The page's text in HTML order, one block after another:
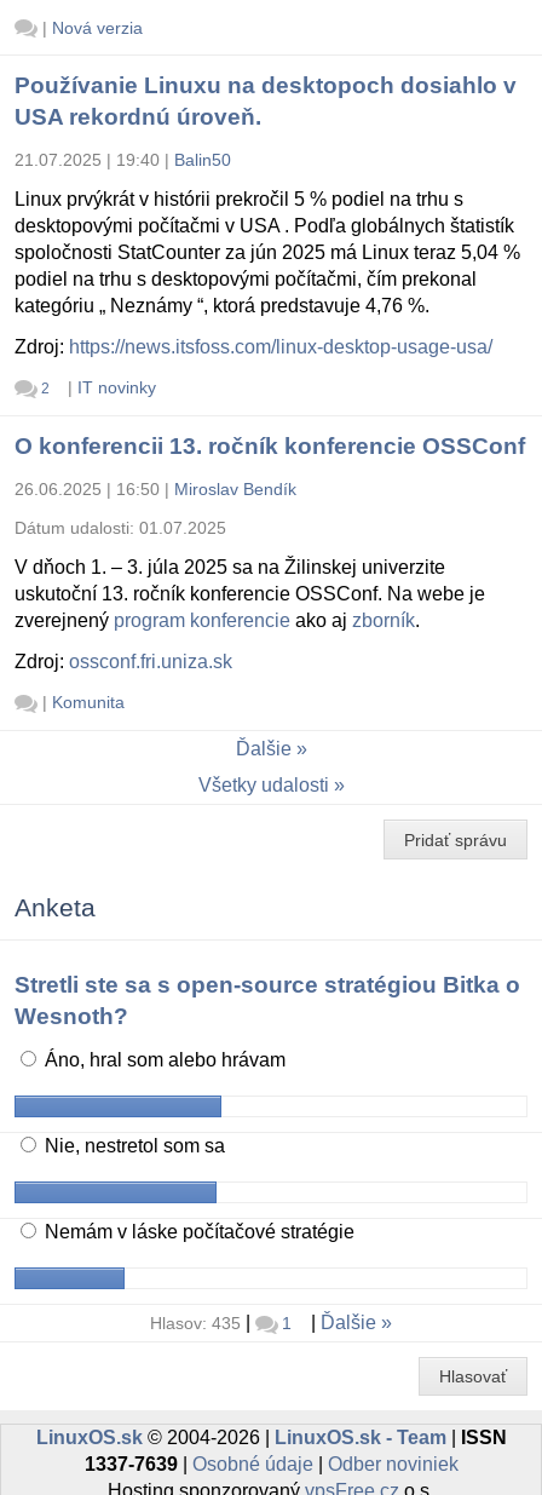
| Nová verzia
Používanie Linuxu na desktopoch dosiahlo v
USA rekordnú úroveň.
21.07.2025 | 19:40 | Balin50
Linux prvýkrát v histórii prekročil 5 % podiel na trhu s
desktopovými počítačmi v USA . Podľa globálnych štatistík
spoločnosti StatCounter za jún 2025 má Linux teraz 5,04 %
podiel na trhu s desktopovými počítačmi, čím prekonal
kategóriu „ Neznámy “, ktorá predstavuje 4,76 %.
Zdroj: https://news.itsfoss.com/linux-desktop-usage-usa/
2 | IT novinky
O konferencii 13. ročník konferencie OSSConf
26.06.2025 | 16:50 | Miroslav Bendík
Dátum udalosti: 01.07.2025
V dňoch 1. – 3. júla 2025 sa na Žilinskej univerzite
uskutoční 13. ročník konferencie OSSConf. Na webe je
zverejnený program konferencie ako aj zborník.
Zdroj: ossconf.fri.uniza.sk
| Komunita
Ďalšie
Všetky udalosti
Pridať správu
Anketa
Stretli ste sa s open-source stratégiou Bitka o
Wesnoth?
Áno, hral som alebo hrávam
Nie, nestretol som sa
Nemám v láske počítačové stratégie
Hlasov: 435 1 Ďalšie
Hlasovať
LinuxOS.sk© 2004-2026 | LinuxOS.sk - Team|
ISSN
1337-7639| Osobné údaje| Odber noviniek